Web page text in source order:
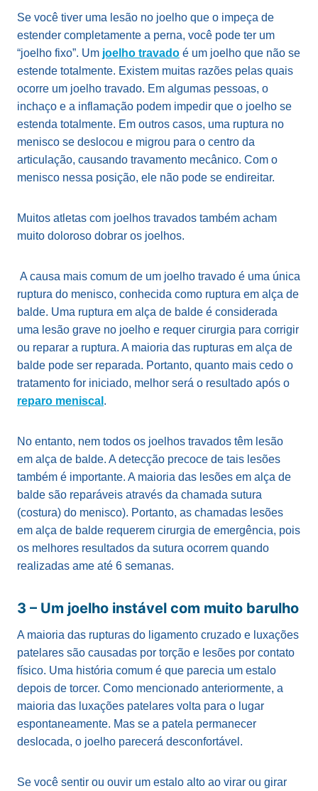
Se você tiver uma lesão no joelho que o impeça de
estender completamente a perna, você pode ter um
“joelho fixo”. Um joelho travado é um joelho que não se
estende totalmente. Existem muitas razões pelas quais
ocorre um joelho travado. Em algumas pessoas, o
inchaço e a inflamação podem impedir que o joelho se
estenda totalmente. Em outros casos, uma ruptura no
menisco se deslocou e migrou para o centro da
articulação, causando travamento mecânico. Com o
menisco nessa posição, ele não pode se endireitar.
Muitos atletas com joelhos travados também acham
muito doloroso dobrar os joelhos.
A causa mais comum de um joelho travado é uma única
ruptura do menisco, conhecida como ruptura em alça de
balde. Uma ruptura em alça de balde é considerada
uma lesão grave no joelho e requer cirurgia para corrigir
ou reparar a ruptura. A maioria das rupturas em alça de
balde pode ser reparada. Portanto, quanto mais cedo o
tratamento for iniciado, melhor será o resultado após o
reparo meniscal .
No entanto, nem todos os joelhos travados têm lesão
em alça de balde. A detecção precoce de tais lesões
também é importante. A maioria das lesões em alça de
balde são reparáveis através da chamada sutura
(costura) do menisco). Portanto, as chamadas lesões
em alça de balde requerem cirurgia de emergência, pois
os melhores resultados da sutura ocorrem quando
realizadas ame até 6 semanas.
3 – Um joelho instável com muito barulho
A maioria das rupturas do ligamento cruzado e luxações
patelares são causadas por torção e lesões por contato
físico. Uma história comum é que parecia um estalo
depois de torcer. Como mencionado anteriormente, a
maioria das luxações patelares volta para o lugar
espontaneamente. Mas se a patela permanecer
deslocada, o joelho parecerá desconfortável.
Se você sentir ou ouvir um estalo alto ao virar ou girar